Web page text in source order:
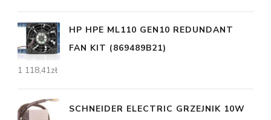
HP HPE ML110 GEN10 REDUNDANT
FAN KIT (869489B21)
1 118,41zł
SCHNEIDER ELECTRIC GRZEJNIK 10W